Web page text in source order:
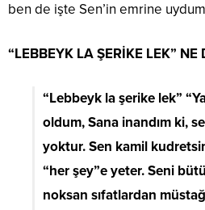
ben de işte Sen’in emrine
“LEBBEYK LA ŞERİKE LEK” NE
“Lebbeyk la şerike lek”
oldum, Sana inandım ki,
yoktur. Sen kamil
“her şey”e yeter. Seni
noksan sıfatlardan